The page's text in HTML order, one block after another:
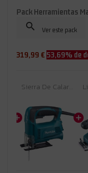
Pack Herramientas
 Ver este pack
319,99 € 53,69% de